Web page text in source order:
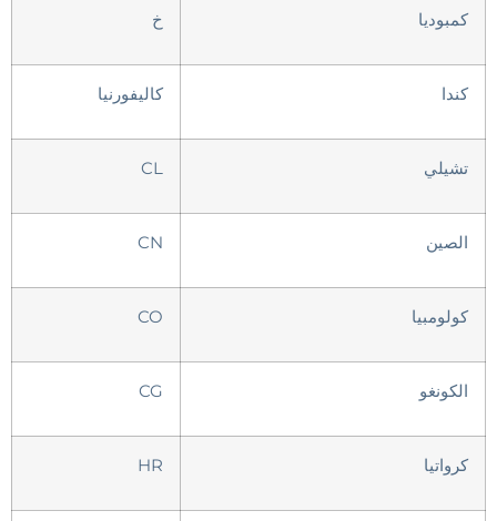
كمبوديا خ
كندا كاليفورنيا
تشيلي CL
الصين CN
كولومبيا CO
الكونغو CG
كرواتيا HR